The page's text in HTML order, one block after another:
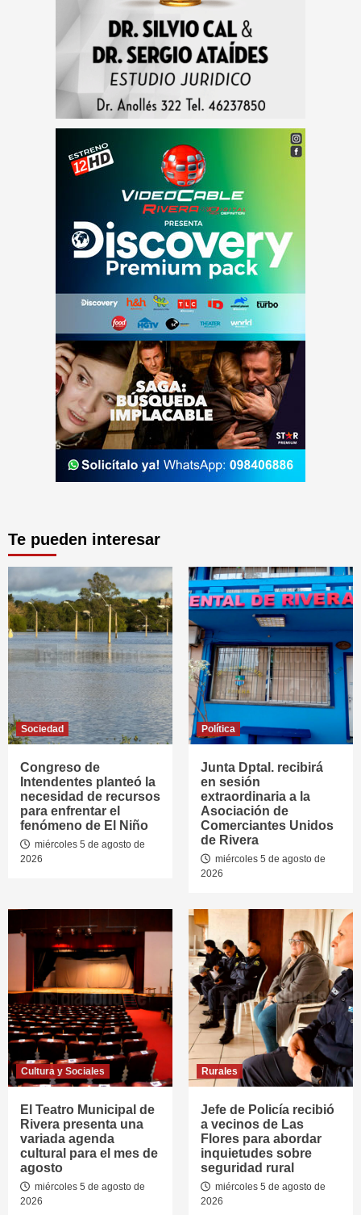
Te pueden interesar
Sociedad
Congreso de
Intendentes planteó la
necesidad de recursos
para enfrentar el
fenómeno de El Niño
miércoles 5 de agosto de
2026
Política
Junta Dptal. recibirá
en sesión
extraordinaria a la
Asociación de
Comerciantes Unidos
de Rivera
miércoles 5 de agosto de
2026
Cultura y Sociales
El Teatro Municipal de
Rivera presenta una
variada agenda
cultural para el mes de
agosto
miércoles 5 de agosto de
2026
Rurales
Jefe de Policía recibió
a vecinos de Las
Flores para abordar
inquietudes sobre
seguridad rural
miércoles 5 de agosto de
2026